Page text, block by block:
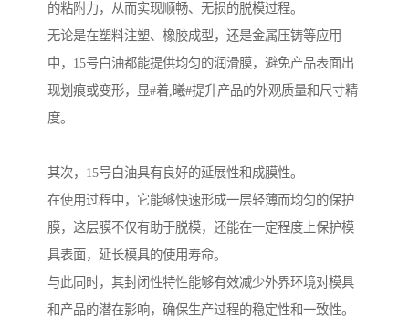
的粘附力，从而实现顺畅、无损的脱模过程。
无论是在塑料注塑、橡胶成型，还是金属压铸等应用
中，15号白油都能提供均匀的润滑膜，避免产品表面出
现划痕或变形，显#着,曦#提升产品的外观质量和尺寸精
度。
其次，15号白油具有良好的延展性和成膜性。
在使用过程中，它能够快速形成一层轻薄而均匀的保护
膜，这层膜不仅有助于脱模，还能在一定程度上保护模
具表面，延长模具的使用寿命。
与此同时，其封闭性特性能够有效减少外界环境对模具
和产品的潜在影响，确保生产过程的稳定性和一致性。